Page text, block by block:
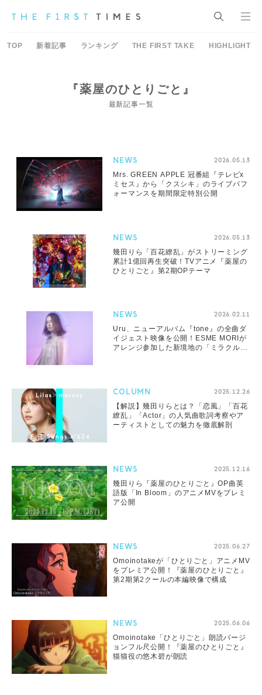
TOP 新着記事 ランキング THE FIRST TAKE HIGHLIGHT
『薬屋のひとりごと』
最新記事一覧
NEWS 2026.05.13
Mrs. GREEN APPLE 冠番組『テレビx
ミセス』から「クスシキ」のライブパフ
ォーマンスを期間限定特別公開
NEWS 2026.05.13
幾田りら「百花繚乱」がストリーミング
累計1億回再生突破！TVアニメ『薬屋の
ひとりごと』第2期OPテーマ
NEWS 2026.02.11
Uru、ニューアルバム『tone』の全曲ダ
イジェスト映像を公開！ESME MORIが
アレンジ参加した新境地の「ミラクル」
COLUMN 2025.12.26
【解説】幾田りらとは？「恋風」「百花
繚乱」「Actor」の人気曲歌詞考察やア
ーティストとしての魅力を徹底解剖
NEWS 2025.12.16
幾田りら『薬屋のひとりごと』OP曲英
語版「In Bloom」のアニメMVをプレミ
ア公開
NEWS 2025.06.27
Omoinotakeが「ひとりごと」アニメMV
をプレミア公開！『薬屋のひとりごと』
第2期第2クールの本編映像で構成
NEWS 2025.06.06
Omoinotake「ひとりごと」朗読バージ
ョンフル尺公開！『薬屋のひとりごと』
猫猫役の悠木碧が朗読